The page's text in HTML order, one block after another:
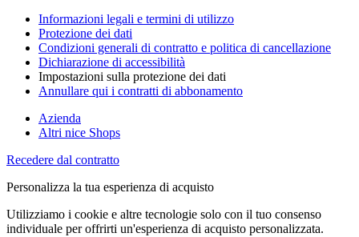
Informazioni legali e termini di utilizzo
Protezione dei dati
Condizioni generali di contratto e politica di cancellazione
Dichiarazione di accessibilità
Impostazioni sulla protezione dei dati
Annullare qui i contratti di abbonamento
Azienda
Altri nice Shops
Recedere dal contratto
Personalizza la tua esperienza di acquisto
Utilizziamo i cookie e altre tecnologie solo con il tuo consenso
individuale per offrirti un'esperienza di acquisto personalizzata.